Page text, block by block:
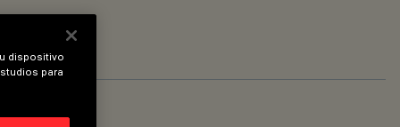
dispositivo
para